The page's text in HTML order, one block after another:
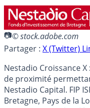
© stock.adobe.com
Partager : X (Twitter)
Nestadio Croissance X
de proximité
Nestadio Capital. FIP
Bretagne, Pays de la